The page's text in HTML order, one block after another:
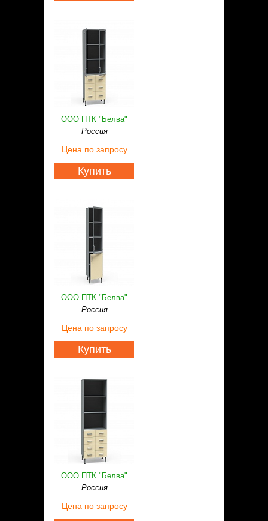
ООО ПТК "Белва"
Россия
Цена по запросу
Купить
ООО ПТК "Белва"
Россия
Цена по запросу
Купить
ООО ПТК "Белва"
Россия
Цена по запросу